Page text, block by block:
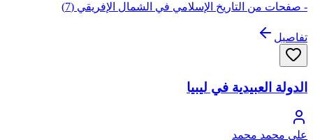
- صفحات من التاريخ الإسلامي في الشمال الإفريقي (7)
تفاصيل
الدولة العبيدية في ليبيا
علي محمد محمد